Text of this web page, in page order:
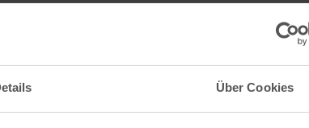
Über Cookies